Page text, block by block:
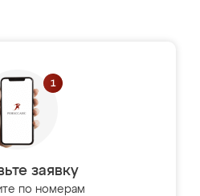
заявку
по номерам